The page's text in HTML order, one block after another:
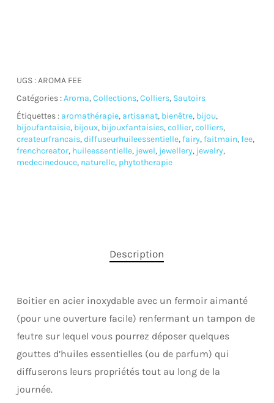
UGS :AROMA FEE
Catégories :Aroma,Collections,Colliers, Sautoirs
Étiquettes : aromathérapie, artisanat, bienêtre, bijou,
bijoufantaisie, bijoux, bijouxfantaisies,collier,colliers,
createurfrancais,diffuseurhuileessentielle,fairy,faitmain,fee,
frenchcreator, huileessentielle, jewel, jewellery, jewelry,
medecinedouce, naturelle, phytotherapie
Description
Boitier en acier inoxydable avec un fermoir aimanté
(pour une ouverture facile) renfermant un tampon de
feutre sur lequel vous pourrez déposer quelques
gouttes d’huiles essentielles (ou de parfum) qui
diffuserons leurs propriétés tout au long de la
journée.